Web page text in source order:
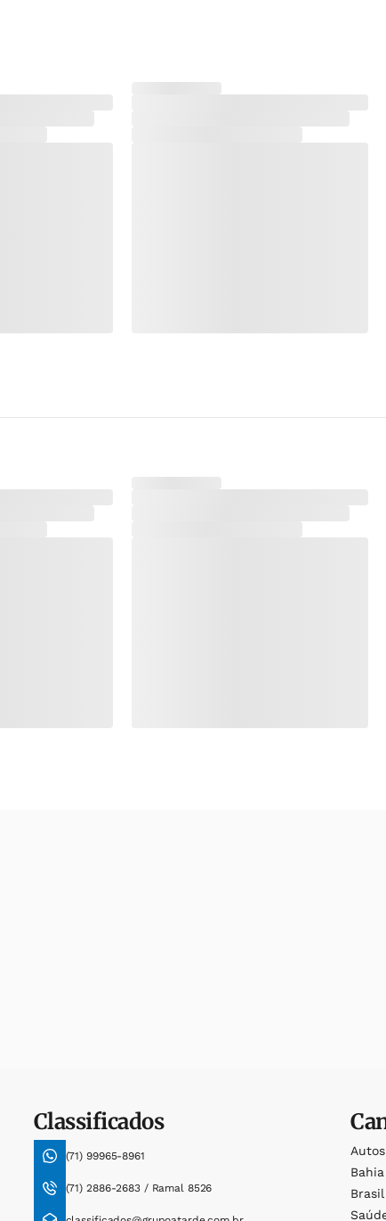
Classificados
(71) 99965-8961
(71) 2886-2683 / Ramal 8526
Autos
Bahia
Brasil